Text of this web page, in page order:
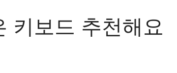
키보드 추천해요